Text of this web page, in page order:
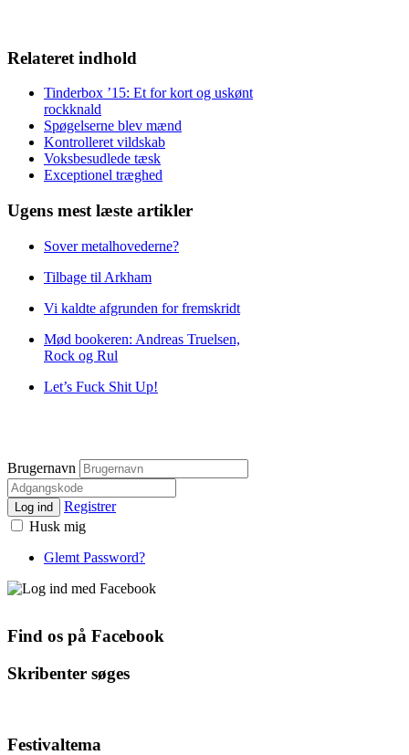
Relateret indhold
Tinderbox ’15: Et for kort og uskønt
rockknald
Spøgelserne blev mænd
Kontrolleret vildskab
Voksbesudlede tæsk
Exceptionel træghed
Ugens mest læste artikler
Sover metalhovederne?
Tilbage til Arkham
Vi kaldte afgrunden for fremskridt
Mød bookeren: Andreas Truelsen,
Rock og Rul
Let’s Fuck Shit Up!
Brugernavn
Log ind
Registrer
Husk mig
Glemt Password?
Find os på Facebook
Skribenter søges
Festivaltema